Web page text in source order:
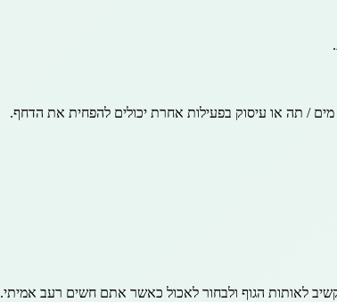
/ תה או עיסוק בפעילות אחרת יכולים להפחית את הדחף.
לאותות הגוף ולבחור לאכול כאשר אתם חשים רעב אמיתי.